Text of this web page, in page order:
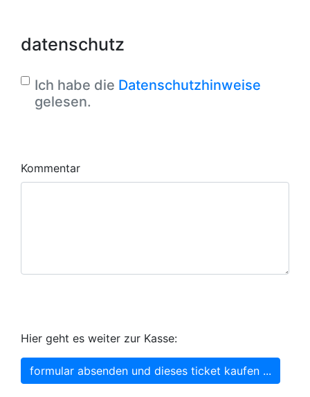
datenschutz
Ich habe die Datenschutzhinweise
gelesen.
Kommentar
Hier geht es weiter zur Kasse:
formular absenden und dieses ticket kaufen ...